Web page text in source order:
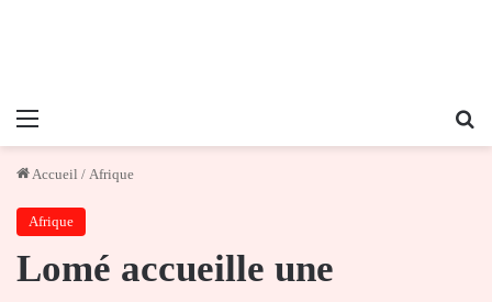
Menu
Accueil / Afrique
Afrique
Lomé accueille une